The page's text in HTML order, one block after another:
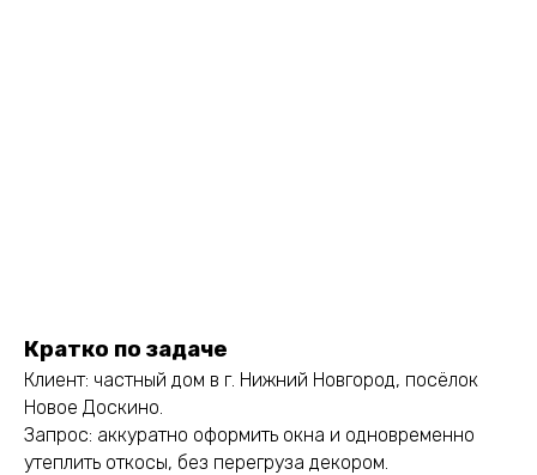
Кратко по задаче
Клиент: частный дом в г. Нижний Новгород, посёлок
Новое Доскино.
Запрос: аккуратно оформить окна и одновременно
утеплить откосы, без перегруза декором.